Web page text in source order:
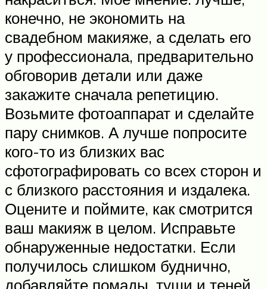
конечно, не экономить на
свадебном макияже, а сделать его
у профессионала, предварительно
обговорив детали или даже
закажите сначала репетицию.
Возьмите фотоаппарат и сделайте
пару снимков. А лучше попросите
кого-то из близких вас
сфотографировать со всех сторон и
с близкого расстояния и издалека.
Оцените и поймите, как смотрится
ваш макияж в целом. Исправьте
обнаруженные недостатки. Если
получилось слишком буднично,
добавляйте помады, туши и теней.